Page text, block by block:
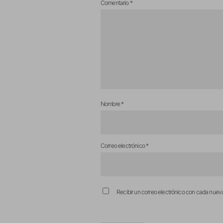
Comentario *
Nombre*
Correo electrónico*
Recibir un correo electrónico con cada